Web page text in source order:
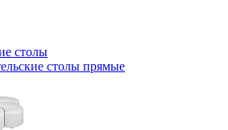
столы
столы прямые